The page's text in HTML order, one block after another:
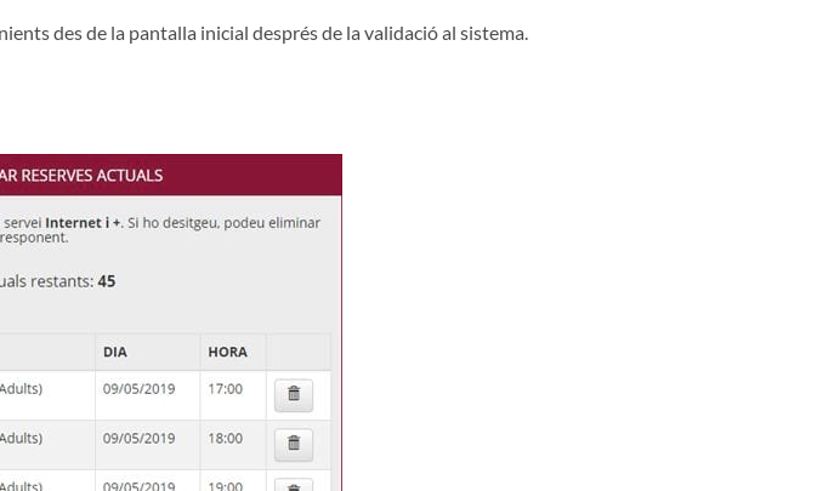
des de la pantalla inicial després de la validació al sistema.